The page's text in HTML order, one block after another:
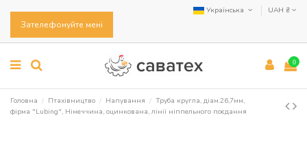
Зателефонуйте мені
Українська UAH ₴
0
Головна Птахівництво Напування
Труба кругла, діам.26,7мм,
фірма "Lubing", Німеччина, оцинкована, лінії ніппельного поєдання